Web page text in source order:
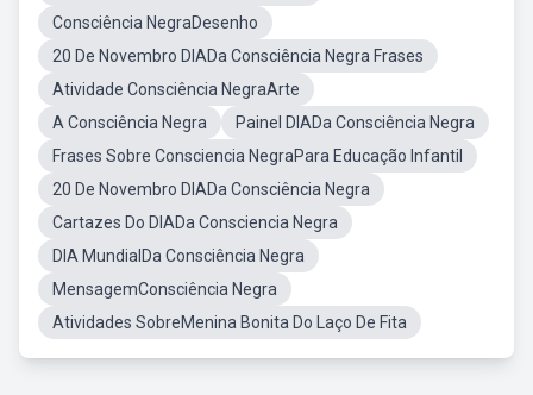
Consciência NegraDesenho
20 De Novembro DIADa Consciência Negra Frases
Atividade Consciência NegraArte
A Consciência Negra
Painel DIADa Consciência Negra
Frases Sobre Consciencia NegraPara Educação Infantil
20 De Novembro DIADa Consciência Negra
Cartazes Do DIADa Consciencia Negra
DIA MundialDa Consciência Negra
MensagemConsciência Negra
Atividades SobreMenina Bonita Do Laço De Fita